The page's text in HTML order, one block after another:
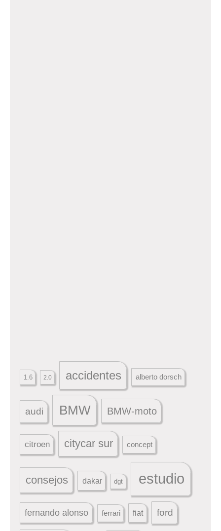
1.6 2.0 accidentes alberto dorsch
audi BMW BMW-moto
citroen citycar sur concept
consejos dakar dgt estudio
fernando alonso ferrari fiat ford